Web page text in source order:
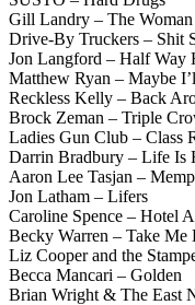
Gill Landry – The
Drive-By Truckers – Shit
Jon Langford – Half Way
Matthew Ryan – Maybe
Reckless Kelly – Back
Brock Zeman – Triple
Ladies Gun Club – Class
Darrin Bradbury – Life Is
Aaron Lee Tasjan –
Jon Latham – Lifers
Caroline Spence – Hotel
Becky Warren – Take Me
Liz Cooper and the
Becca Mancari – Golden
Brian Wright & The East